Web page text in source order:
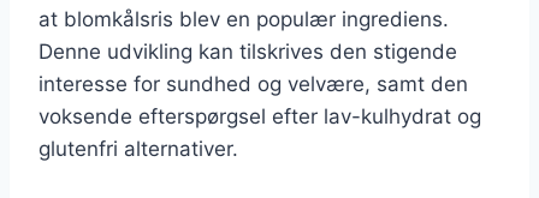
at blomkålsris blev en populær ingrediens.
Denne udvikling kan tilskrives den stigende
interesse for sundhed og velvære, samt den
voksende efterspørgsel efter lav-kulhydrat og
glutenfri alternativer.